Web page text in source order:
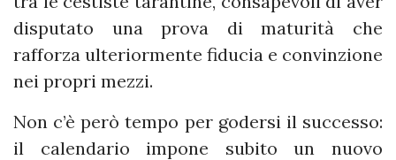
disputato una prova di maturità che
rafforza ulteriormente fiducia e convinzione
nei propri mezzi.
Non c’è però tempo per godersi il successo:
il calendario impone subito un nuovo